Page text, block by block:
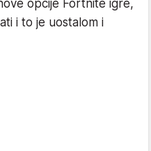
opcije Fortnite igre,
i to je uostalom i